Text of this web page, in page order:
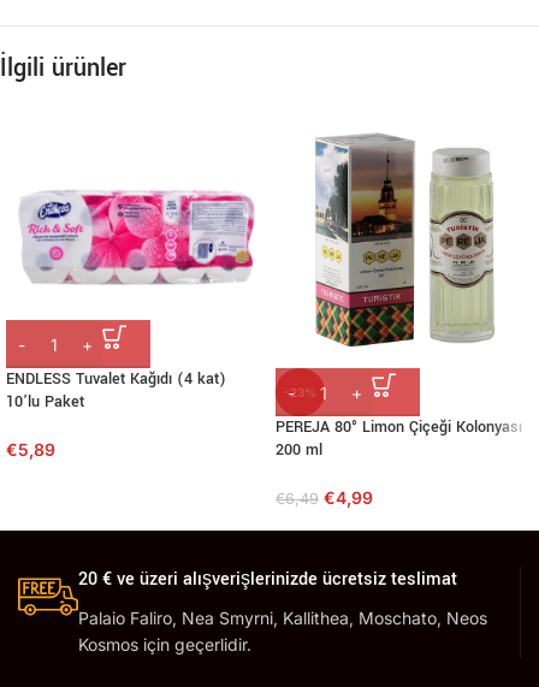
İlgili ürünler
ENDLESS Tuvalet Kağıdı (4 kat)
10’lu Paket
€5,89
-23%
PEREJA 80° Limon Çiçeği Kolonyası
200 ml
€6,49 €4,99
20 € ve üzeri alışverişlerinizde ücretsiz teslimat
Palaio Faliro, Nea Smyrni, Kallithea, Moschato, Neos
Kosmos için geçerlidir.